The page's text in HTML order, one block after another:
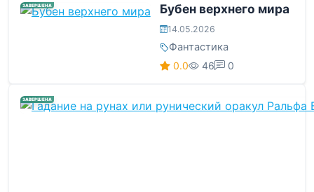
ЗАВЕРШЕНА Бубен верхнего мира
14.05.2026
Фантастика
0.0 46 0
ЗАВЕРШЕНА